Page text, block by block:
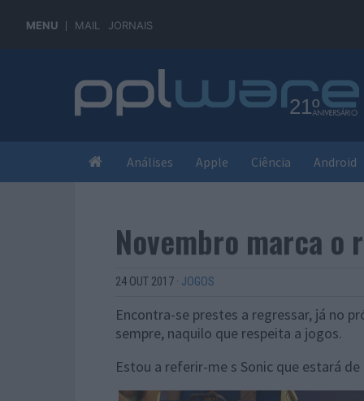
MENU MAIL JORNAIS
Análises Apple Ciência Android
Novembro marca o
24 OUT 2017 · JOGOS
Encontra-se prestes a regressar, já no
sempre, naquilo que respeita a jogos.
Estou a referir-me s Sonic que estará